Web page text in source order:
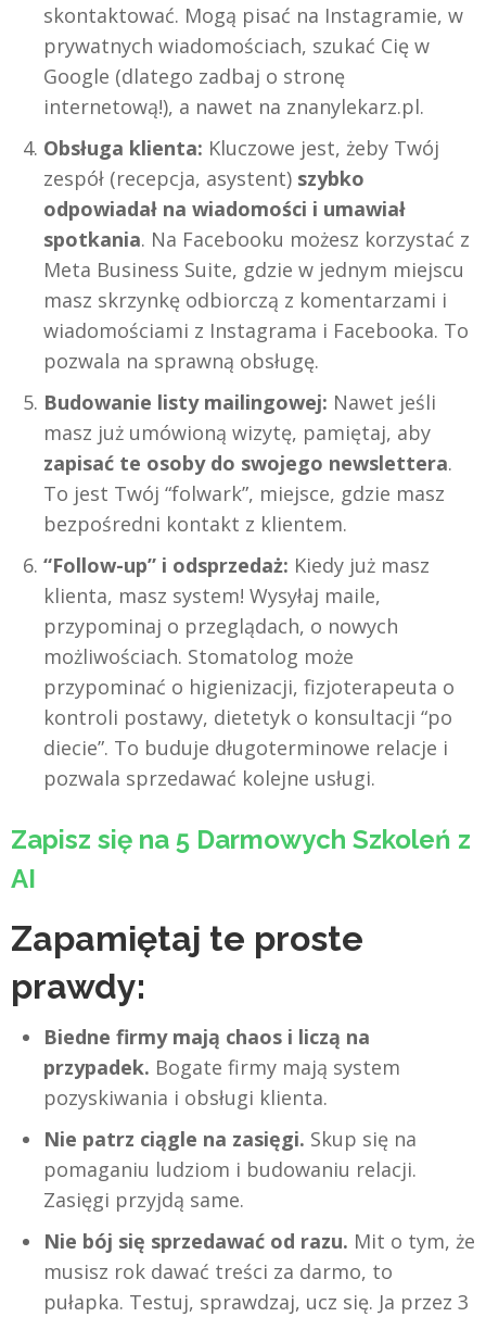
skontaktować. Mogą pisać na Instagramie, w
prywatnych wiadomościach, szukać Cię w
Google (dlatego zadbaj o stronę
internetową!), a nawet na znanylekarz.pl.
Obsługa klienta: Kluczowe jest, żeby Twój
zespół (recepcja, asystent) szybko
odpowiadał na wiadomości i umawiał
spotkania. Na Facebooku możesz korzystać z
Meta Business Suite, gdzie w jednym miejscu
masz skrzynkę odbiorczą z komentarzami i
wiadomościami z Instagrama i Facebooka. To
pozwala na sprawną obsługę.
Budowanie listy mailingowej: Nawet jeśli
masz już umówioną wizytę, pamiętaj, aby
zapisać te osoby do swojego newslettera.
To jest Twój “folwark”, miejsce, gdzie masz
bezpośredni kontakt z klientem.
“Follow-up” i odsprzedaż: Kiedy już masz
klienta, masz system! Wysyłaj maile,
przypominaj o przeglądach, o nowych
możliwościach. Stomatolog może
przypominać o higienizacji, fizjoterapeuta o
kontroli postawy, dietetyk o konsultacji “po
diecie”. To buduje długoterminowe relacje i
pozwala sprzedawać kolejne usługi.
Zapisz się na 5 Darmowych Szkoleń z
AI
Zapamiętaj te proste
prawdy:
Biedne firmy mają chaos i liczą na
przypadek. Bogate firmy mają system
pozyskiwania i obsługi klienta.
Nie patrz ciągle na zasięgi. Skup się na
pomaganiu ludziom i budowaniu relacji.
Zasięgi przyjdą same.
Nie bój się sprzedawać od razu. Mit o tym, że
musisz rok dawać treści za darmo, to
pułapka. Testuj, sprawdzaj, ucz się. Ja przez 3